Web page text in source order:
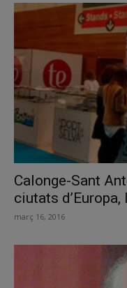
Calonge-Sant
ciutats d’Europa,
març 16, 2016